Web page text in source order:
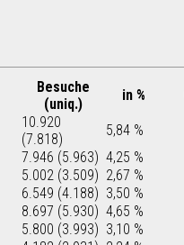
Besuche
(uniq.)
in %
10.920
(7.818)
5,84 %
7.946 (5.963) 4,25 %
5.002 (3.509) 2,67 %
6.549 (4.188) 3,50 %
8.697 (5.930) 4,65 %
5.800 (3.993) 3,10 %